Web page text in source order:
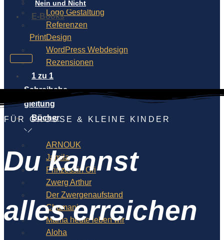
Nein und Nicht
E-Books
Logo Gestaltung
Referenzen
PrintDesign
WordPress Webdesign
Rezensionen
1 zu 1
Schreibebe
gleitung
Bücher
ARNOUK
Jamila
Prinzessin Ori
Zwerg Arthur
Der Zwergenaufstand
Chumani
Mama heute leben wir
Aloha
FÜR GROSSE & KLEINE KINDER
Du kannst
alles erreichen